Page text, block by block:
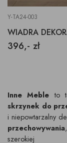
Y-TA24-003
WIADRA
396,- zł
Inne Meble to
skrzynek do
i niepowtarzalny
przechowywania
szerokiej